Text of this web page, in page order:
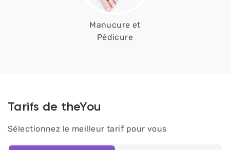
Manucure et
Pédicure
Tarifs de theYou
Sélectionnez le meilleur tarif pour vous